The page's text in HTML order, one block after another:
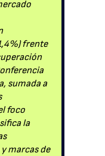
frente
sumada a
foco
la
marcas de